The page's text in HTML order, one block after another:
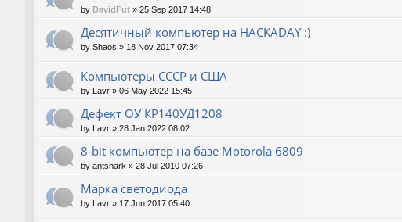
by DavidFut » 25 Sep 2017 14:48
Десятичный компьютер на HACKADAY :)
by Shaos » 18 Nov 2017 07:34
Компьютеры СССР и США
by Lavr » 06 May 2022 15:45
Дефект ОУ КР140УД1208
by Lavr » 28 Jan 2022 08:02
8-bit компьютер на базе Motorola 6809
by antsnark » 28 Jul 2010 07:26
Марка светодиода
by Lavr » 17 Jun 2017 05:40